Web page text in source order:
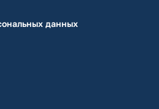
данных